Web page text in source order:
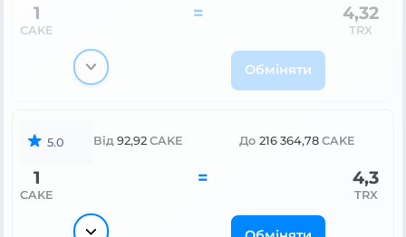
1
CAKE
= 4,32
TRX
Обміняти
5.0 Від 92,92 CAKE До 216 364,78 CAKE
1
CAKE
= 4,3
TRX